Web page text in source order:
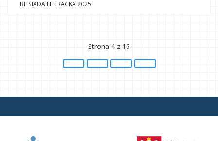
BIESIADA LITERACKA 2025
Strona 4 z 16